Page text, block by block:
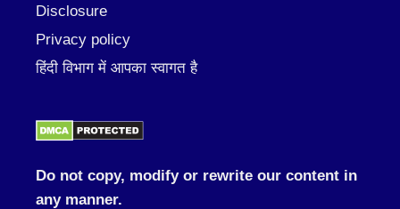
Disclosure
Privacy policy
हिंदी विभाग में आपका स्वागत है
Do not copy, modify or rewrite our content in
any manner.